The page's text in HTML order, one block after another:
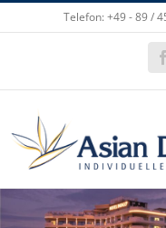
Inhalt
Telefon: +49 - 89 /
grösseres